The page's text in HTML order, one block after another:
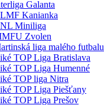
Galanta
Kanianka
Miniliga
Zvolen
liga malého futbalu
TOP Liga Bratislava
TOP Liga Humenné
TOP liga Nitra
TOP Liga Piešťany
TOP Liga Prešov